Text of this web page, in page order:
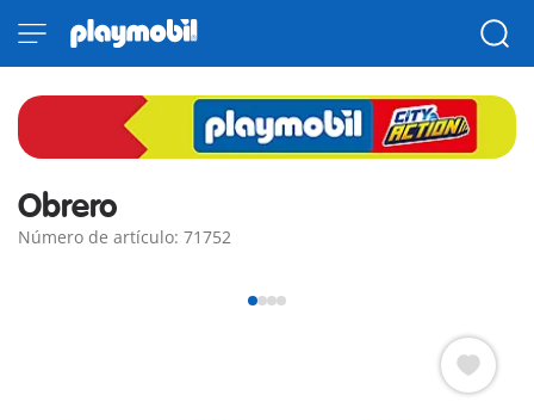
Obrero
Número de artículo: 71752